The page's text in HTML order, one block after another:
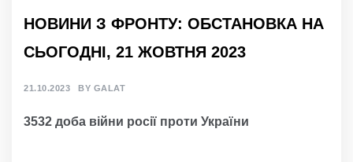
НОВИНИ З ФРОНТУ: ОБСТАНОВКА НА
СЬОГОДНІ, 21 ЖОВТНЯ 2023
21.10.2023 BY GALAT
3532 доба війни росії проти України